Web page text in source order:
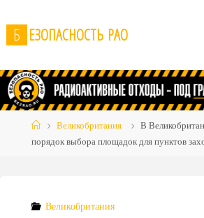
to
content
Б ЕЗОПАСНОСТЬ РАО
HomeВеликобритания
В
порядок выбора площадок для пунктов
Великобритания